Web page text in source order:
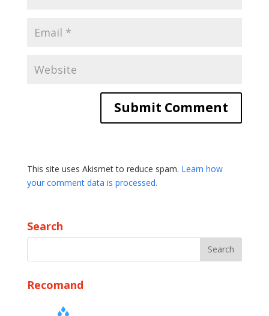
This site uses Akismet to reduce spam. Learn how
your comment data is processed.
Search
Recomand